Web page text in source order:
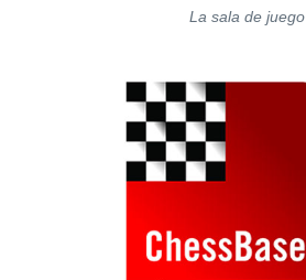
La sala de juego